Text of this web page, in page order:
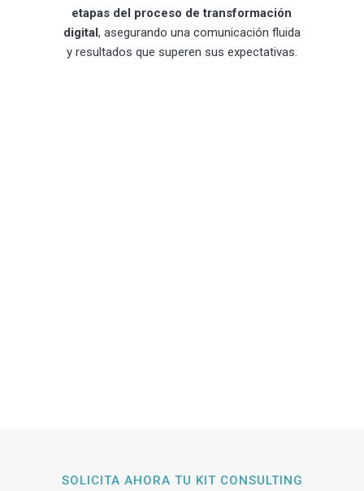
etapas del proceso de transformación
digital, asegurando una comunicación fluida
y resultados que superen sus expectativas.
SOLICITA AHORA TU KIT CONSULTING